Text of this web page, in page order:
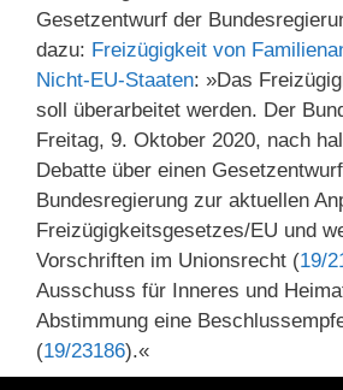
Gesetzentwurf der
dazu: Freizügigkeit von
Nicht-EU-Staaten: »Das
soll überarbeitet werden. Der
Freitag, 9. Oktober 2020, nach
Debatte über einen
Bundesregierung zur aktuellen
Freizügigkeitsgesetzes/EU und
Vorschriften im Unionsrecht (19/
Ausschuss für Inneres und
Abstimmung eine
(19/23186).«